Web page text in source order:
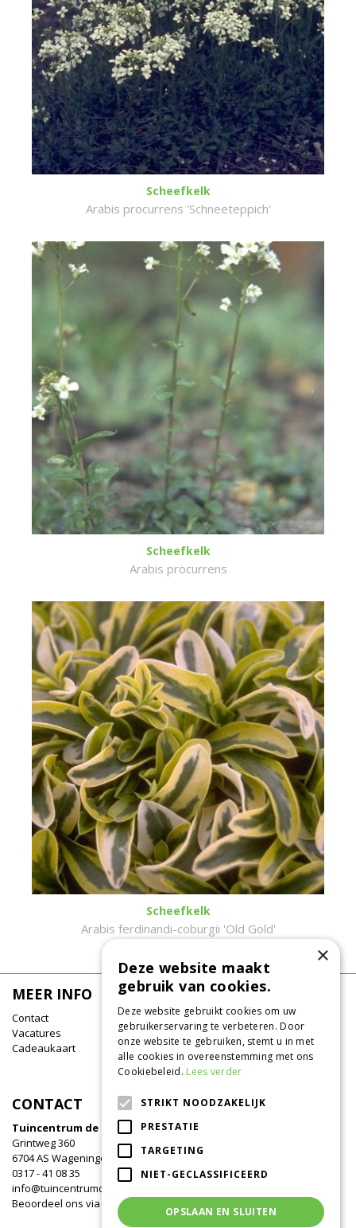
Scheefkelk
Arabis procurrens 'Schneeteppich'
Scheefkelk
Arabis procurrens
Scheefkelk
Arabis ferdinandi-coburgii 'Old Gold'
MEER INFO
Contact
Vacatures
Cadeaukaart
CONTACT
Tuincentrum de Oude Tol
Grintweg 360
6704 AS Wageningen
0317 - 41 08 35
info@tuincentrumdeoudetol.nl
Beoordeel ons via
Google
×
Deze website maakt
gebruik van cookies.
Deze website gebruikt cookies om uw
gebruikerservaring te verbeteren. Door
onze website te gebruiken, stemt u in met
alle cookies in overeenstemming met ons
Cookiebeleid. Lees verder
STRIKT NOODZAKELIJK
PRESTATIE
TARGETING
NIET-GECLASSIFICEERD
OPSLAAN EN SLUITEN